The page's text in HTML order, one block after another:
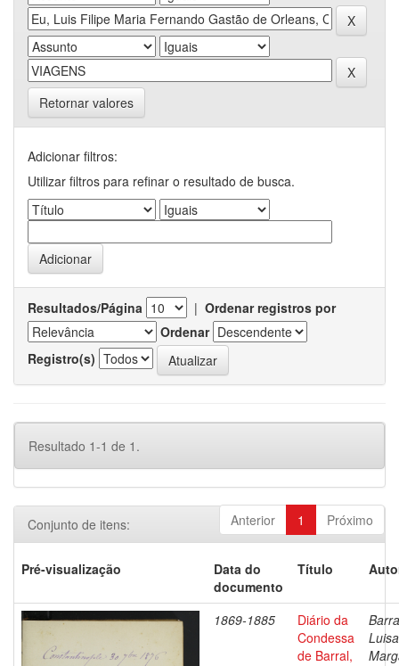
Retornar valores
Adicionar filtros:
Utilizar filtros para refinar o resultado de busca.
Resultados/Página | Ordenar registros por
Ordenar
Registro(s)
Resultado 1-1 de 1.
Anterior 1 Próximo
Conjunto de itens:
Pré-visualização
Data do
documento
Título
1869-1885
Diário da
Condessa
de Barral,
Luisa